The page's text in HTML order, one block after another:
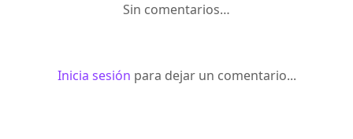
Sin comentarios…
Inicia sesión para dejar un comentario...